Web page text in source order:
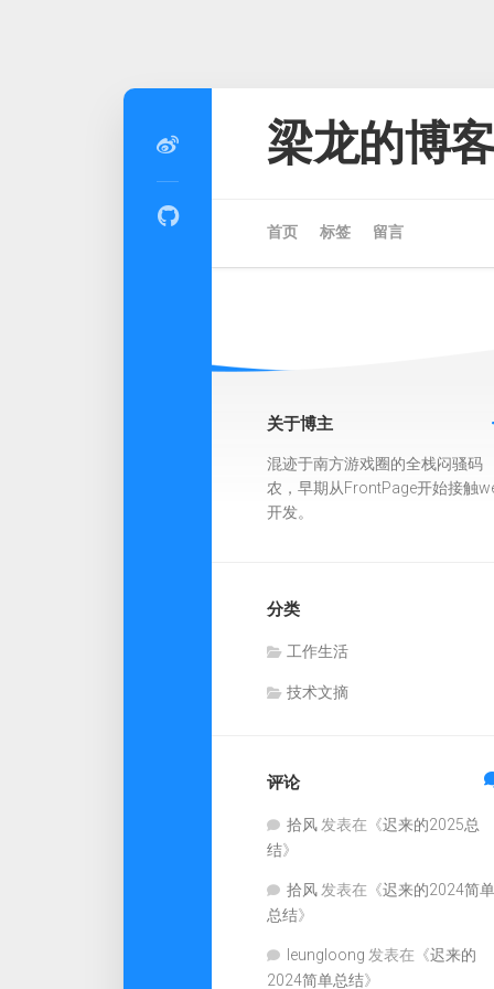
梁龙的博
首页 标签 留言
关于博主
混迹于南方游戏圈的全栈闷骚码
农，早期从FrontPage开始接触
开发。
分类
工作生活
技术文摘
评论
拾风 发表在《迟来的2025总
结》
拾风 发表在《迟来的2024简单
总结》
leungloong 发表在《迟来的
2024简单总结》